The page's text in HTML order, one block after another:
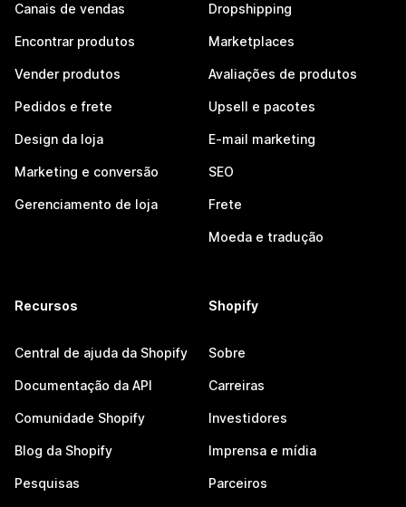
Canais de vendas
Encontrar produtos
Vender produtos
Pedidos e frete
Design da loja
Marketing e conversão
Gerenciamento de loja
Dropshipping
Marketplaces
Avaliações de produtos
Upsell e pacotes
E-mail marketing
SEO
Frete
Moeda e tradução
Recursos
Central de ajuda da Shopify
Documentação da API
Comunidade Shopify
Blog da Shopify
Pesquisas
Shopify
Sobre
Carreiras
Investidores
Imprensa e mídia
Parceiros